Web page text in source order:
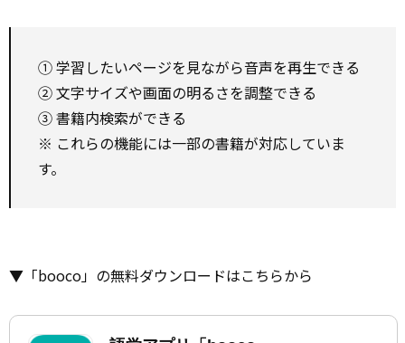
① 学習したいページを見ながら音声を再生できる
② 文字サイズや画面の明るさを調整できる
③ 書籍内検索ができる
※ これらの機能には一部の書籍が対応していま
す。
▼「booco」の無料ダウンロードはこちらから